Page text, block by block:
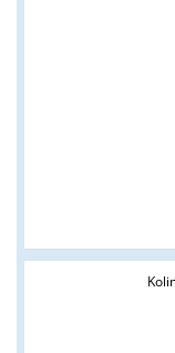
Tyto stránky jsou